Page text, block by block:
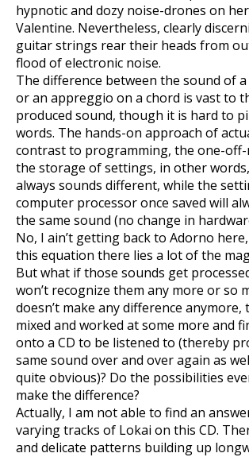
hypnotic and dozy noise-drones on
Valentine. Nevertheless, clearly
guitar strings rear their heads from
flood of electronic noise.
The difference between the sound of
or an appreggio on a chord is vast to
produced sound, though it is hard to
words. The hands-on approach of
contrast to programming, the one-off-
the storage of settings, in other
always sounds different, while the
computer processor once saved will
the same sound (no change in
No, I ain’t getting back to Adorno
this equation there lies a lot of the
But what if those sounds get
won’t recognize them any more or so
doesn’t make any difference anymore,
mixed and worked at some more and
onto a CD to be listened to (thereby
same sound over and over again as
quite obvious)? Do the possibilities
make the difference?
Actually, I am not able to find an
varying tracks of Lokai on this CD.
and delicate patterns building up